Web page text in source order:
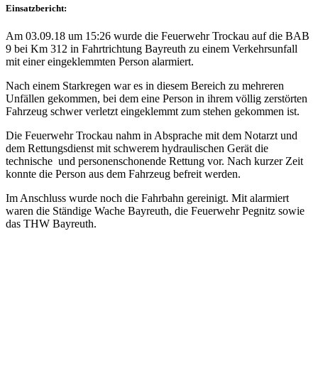
Einsatzbericht:
Am 03.09.18 um 15:26 wurde die Feuerwehr Trockau auf die BAB
9 bei Km 312 in Fahrtrichtung Bayreuth zu einem Verkehrsunfall
mit einer eingeklemmten Person alarmiert.
Nach einem Starkregen war es in diesem Bereich zu mehreren
Unfällen gekommen, bei dem eine Person in ihrem völlig zerstörten
Fahrzeug schwer verletzt eingeklemmt zum stehen gekommen ist.
Die Feuerwehr Trockau nahm in Absprache mit dem Notarzt und
dem Rettungsdienst mit schwerem hydraulischen Gerät die
technische und personenschonende Rettung vor. Nach kurzer Zeit
konnte die Person aus dem Fahrzeug befreit werden.
Im Anschluss wurde noch die Fahrbahn gereinigt. Mit alarmiert
waren die Ständige Wache Bayreuth, die Feuerwehr Pegnitz sowie
das THW Bayreuth.